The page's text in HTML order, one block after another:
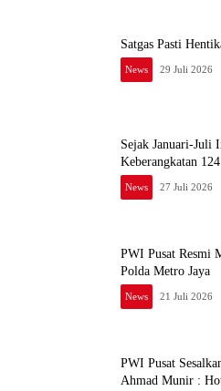
Satgas Pasti
News 29 Juli 2026
Sejak Januari-Juli
Keberangkatan
News 27 Juli 2026
PWI Pusat Resmi
Polda Metro Jaya
News 21 Juli 2026
PWI Pusat
Ahmad Munir :